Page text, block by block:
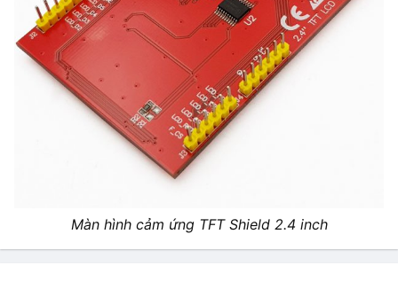
Màn hình cảm ứng TFT Shield 2.4 inch